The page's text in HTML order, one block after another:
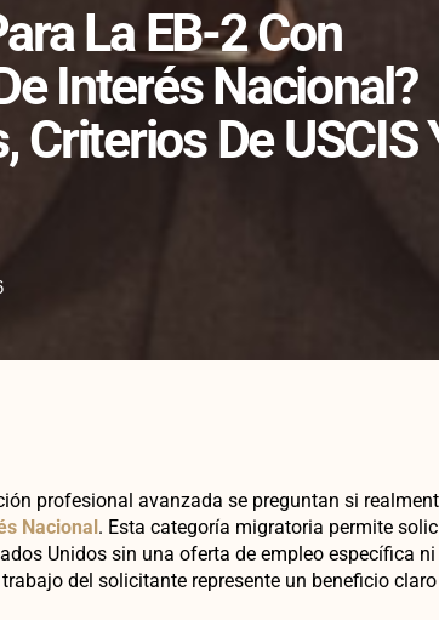
La EB-2 Con
Interés Nacional?
Criterios De USCIS
profesional avanzada se preguntan si
Nacional. Esta categoría migratoria permite
Unidos sin una oferta de empleo específica
del solicitante represente un beneficio